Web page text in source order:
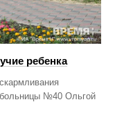
ребенка
больницы №40 Ольгой